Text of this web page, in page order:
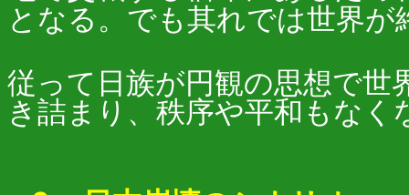
となる。でも其れでは世界が
従って日族が円観の思想で世
き詰まり、秩序や平和もな